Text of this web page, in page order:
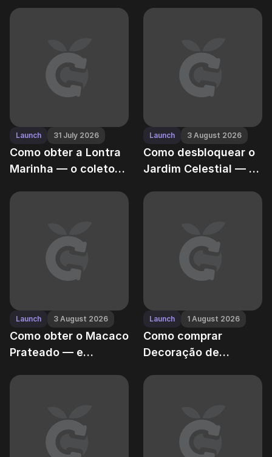
do Grow a Garden
aspirador de saque
Launch 31 July 2026
Como obter a Lontra
Marinha — o coletor
Garden
Launch 3 August 2026
Como desbloquear o
Jardim Celestial — e
dentro
Launch 3 August 2026
Como obter o Macaco
Prateado — e
de saque raro no
Launch 1 August 2026
Como comprar
Decoração de
alimenta toda a